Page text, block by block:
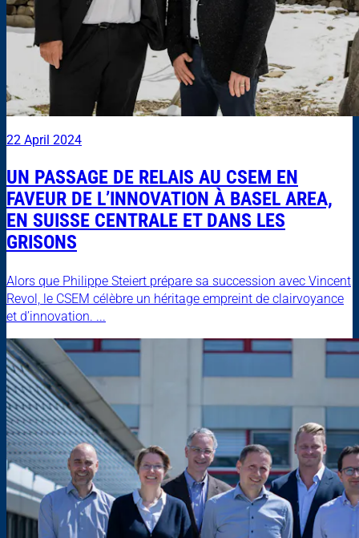
22 April 2024
UN PASSAGE DE RELAIS AU CSEM EN
FAVEUR DE L’INNOVATION À BASEL AREA,
EN SUISSE CENTRALE ET DANS LES
GRISONS
Alors que Philippe Steiert prépare sa succession avec Vincent
Revol, le CSEM célèbre un héritage empreint de clairvoyance
et d’innovation. ...